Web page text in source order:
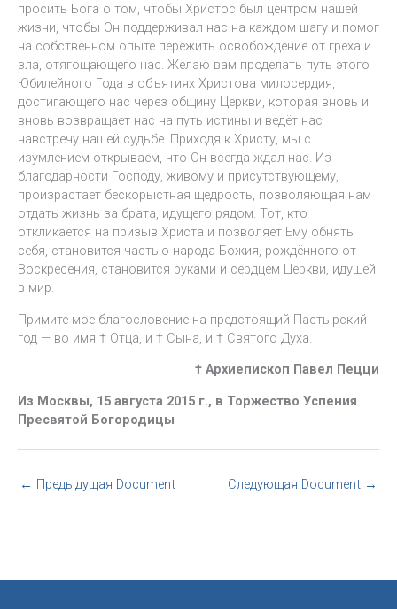
просить Бога о том, чтобы Христос был центром нашей
жизни, чтобы Он поддерживал нас на каждом шагу и помог
на собственном опыте пережить освобождение от греха и
зла, отягощающего нас. Желаю вам проделать путь этого
Юбилейного Года в объятиях Христова милосердия,
достигающего нас через общину Церкви, которая вновь и
вновь возвращает нас на путь истины и ведёт нас
навстречу нашей судьбе. Приходя к Христу, мы с
изумлением открываем, что Он всегда ждал нас. Из
благодарности Господу, живому и присутствующему,
произрастает бескорыстная щедрость, позволяющая нам
отдать жизнь за брата, идущего рядом. Тот, кто
откликается на призыв Христа и позволяет Ему обнять
себя, становится частью народа Божия, рождённого от
Воскресения, становится руками и сердцем Церкви, идущей
в мир.
Примите мое благословение на предстоящий Пастырский
год — во имя † Отца, и † Сына, и † Святого Духа.
† Архиепископ Павел Пецци
Из Москвы, 15 августа 2015 г., в Торжество Успения
Пресвятой Богородицы
← Предыдущая Document Следующая Document →